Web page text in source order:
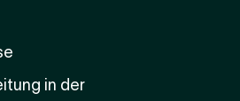
in der